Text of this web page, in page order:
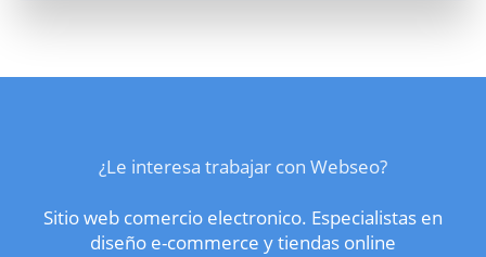
¿Le interesa trabajar con Webseo?
Sitio web comercio electronico. Especialistas en
diseño e-commerce y tiendas online